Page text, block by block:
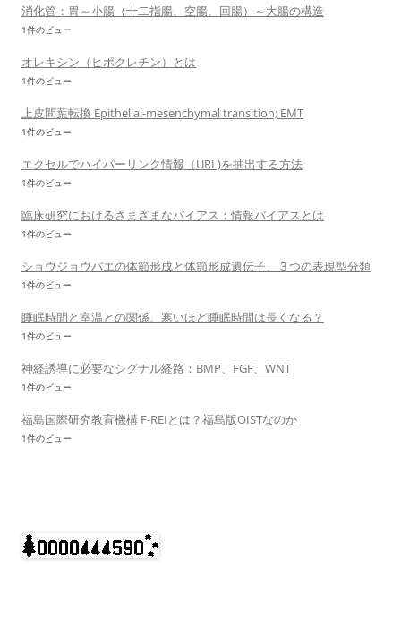
消化管：胃～小腸（十二指腸、空腸、回腸）～大腸の構造
1件のビュー
オレキシン（ヒポクレチン）とは
1件のビュー
上皮間葉転換 Epithelial-mesenchymal transition; EMT
1件のビュー
エクセルでハイパーリンク情報（URL)を抽出する方法
1件のビュー
臨床研究におけるさまざまなバイアス：情報バイアスとは
1件のビュー
ショウジョウバエの体節形成と体節形成遺伝子、３つの表現型分類
1件のビュー
睡眠時間と室温との関係。寒いほど睡眠時間は長くなる？
1件のビュー
神経誘導に必要なシグナル経路：BMP、FGF、WNT
1件のビュー
福島国際研究教育機構 F-REIとは？福島版OISTなのか
1件のビュー